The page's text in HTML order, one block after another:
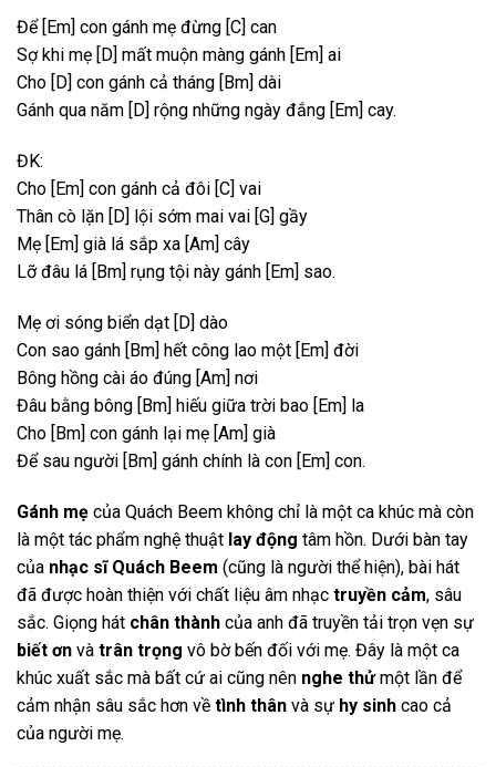
Để [Em] con gánh mẹ đừng [C] can
Sợ khi mẹ [D] mất muộn màng gánh [Em] ai
Cho [D] con gánh cả tháng [Bm] dài
Gánh qua năm [D] rộng những ngày đắng [Em] cay.
ĐK:
Cho [Em] con gánh cả đôi [C] vai
Thân cò lặn [D] lội sớm mai vai [G] gầy
Mẹ [Em] già lá sắp xa [Am] cây
Lỡ đâu lá [Bm] rụng tội này gánh [Em] sao.
Mẹ ơi sóng biển dạt [D] dào
Con sao gánh [Bm] hết công lao một [Em] đời
Bông hồng cài áo đúng [Am] nơi
Đâu bằng bông [Bm] hiếu giữa trời bao [Em] la
Cho [Bm] con gánh lại mẹ [Am] già
Để sau người [Bm] gánh chính là con [Em] con.
Gánh mẹ của Quách Beem không chỉ là một ca khúc mà còn
là một tác phẩm nghệ thuật lay động tâm hồn. Dưới bàn tay
của nhạc sĩ Quách Beem (cũng là người thể hiện), bài hát
đã được hoàn thiện với chất liệu âm nhạc truyền cảm, sâu
sắc. Giọng hát chân thành của anh đã truyền tải trọn vẹn sự
biết ơn và trân trọng vô bờ bến đối với mẹ. Đây là một ca
khúc xuất sắc mà bất cứ ai cũng nên nghe thửmột lần để
cảm nhận sâu sắc hơn về tình thân và sự hy sinh cao cả
của người mẹ.